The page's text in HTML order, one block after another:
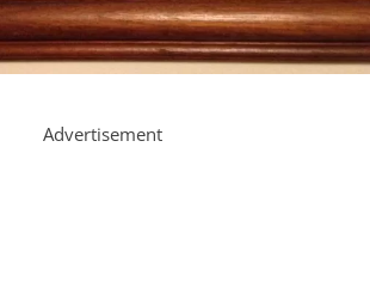
Advertisement